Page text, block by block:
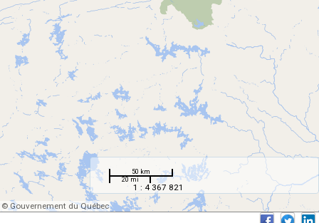
50 km
20 mi
1 : 4 367 821
© Gouvernement du Québec